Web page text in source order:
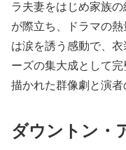
ラ夫妻をはじめ家族
が際立ち、ドラマの
は涙を誘う感動で、
ーズの集大成として
描かれた群像劇と演者
ダウントン・